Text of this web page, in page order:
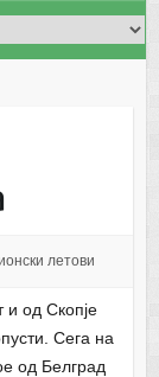
летови
и од Скопје
Сега на
од Белград